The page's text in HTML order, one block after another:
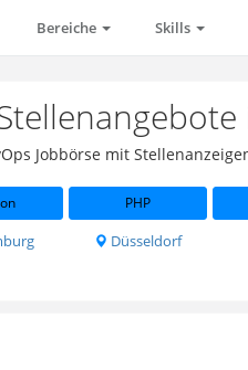
Bereiche Skills
Jobbörse mit
PHP
Düsseldorf